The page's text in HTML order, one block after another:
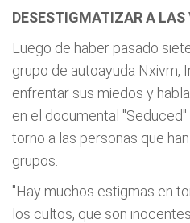
DESESTIGMATIZAR A
Luego de haber pasado
grupo de autoayuda Nxivm,
enfrentar sus miedos y
en el documental
torno a las personas que
grupos.
"Hay muchos estigmas en
los cultos, que son